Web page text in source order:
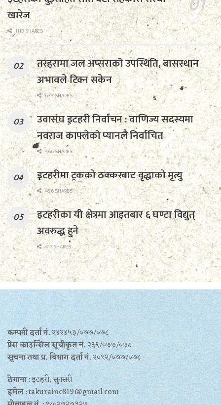
खारेज
1113 SHARES
तरहरामा जल अप्सराको उपस्थिति, बासस्थान
अभावले टिक्न सकेन
633 SHARES
उवासंघ इटहरी निर्वाचन : वाणिज्य सदस्यमा
नवराज काफ्लेको प्यानलै निर्वाचित
466 SHARES
इटहरीमा ट्रकको ठक्करबाट वृद्धाको मृत्यु
456 SHARES
इटहरीका यी क्षेत्रमा आइतबार ६ घण्टा विद्युत्
अवरुद्ध हुने
417 SHARES
कम्पनी दर्ता नं.२४२४५३/०७७/०७८
प्रेस काउन्सिल सूचीकृत नं.२६९/०७७/०७८
सूचना तथा प्र‍. विभाग दर्ता नं.२०९२/०७७/०७८
ठेगाना: इटहरी, सुनसरी
इमेल: takurainc819@gmail.com